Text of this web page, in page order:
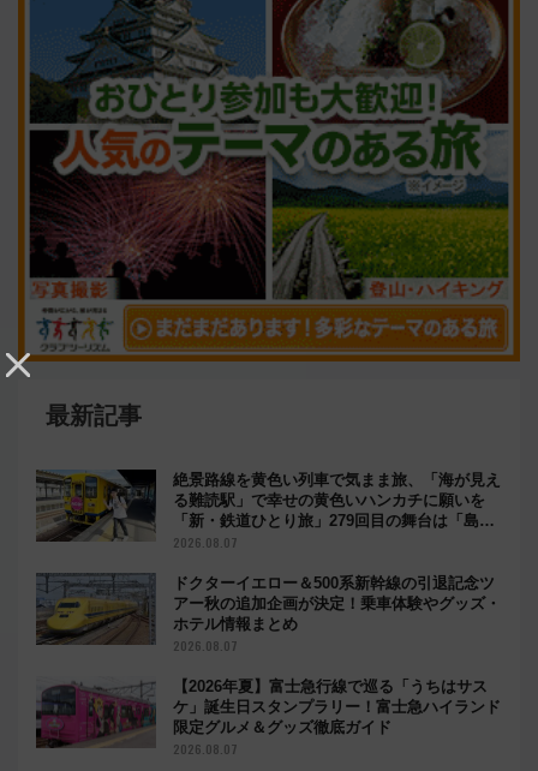
最新記事
絶景路線を黄色い列車で気まま旅、「海が見え
る難読駅」で幸せの黄色いハンカチに願いを
「新・鉄道ひとり旅」279回目の舞台は「島原
鉄道」
2026.08.07
ドクターイエロー＆500系新幹線の引退記念ツ
アー秋の追加企画が決定！乗車体験やグッズ・
ホテル情報まとめ
2026.08.07
【2026年夏】富士急行線で巡る「うちはサス
ケ」誕生日スタンプラリー！富士急ハイランド
限定グルメ＆グッズ徹底ガイド
2026.08.07